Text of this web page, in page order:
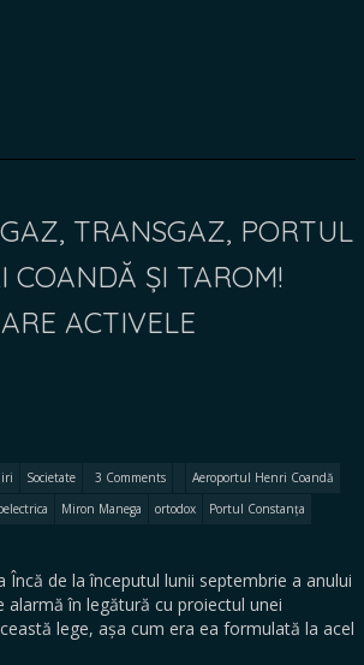
TRANSGAZ, PORTUL
COANDĂ ȘI TAROM!
ACTIVELE
Societate 3 Comments
Aeroportul Henri Coandă
Miron Manega ortodox
Portul Constanța
de la începutul lunii septembrie a anului
în legătură cu proiectul unei
lege, așa cum era ea formulată la acel